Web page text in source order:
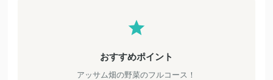
おすすめポイント
アッサム畑の野菜のフルコース！